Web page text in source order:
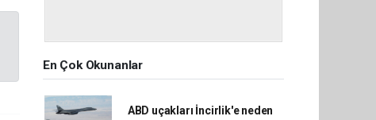
En Çok Okunanlar
ABD uçakları İncirlik'e neden